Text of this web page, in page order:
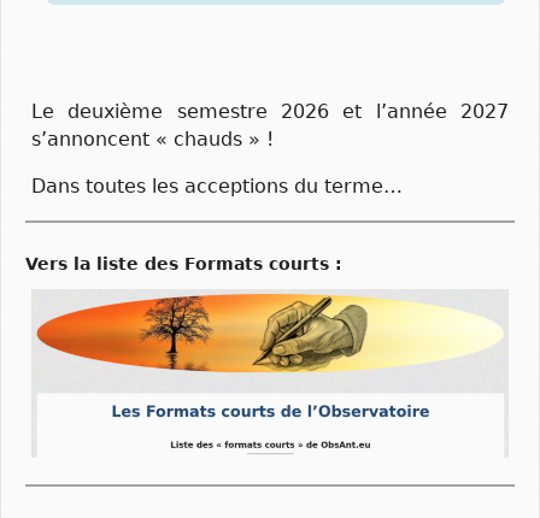
Le deuxième semestre 2026 et l’année 2027
s’annoncent « chauds » !
Dans toutes les acceptions du terme…
vers la liste des Formats courts :